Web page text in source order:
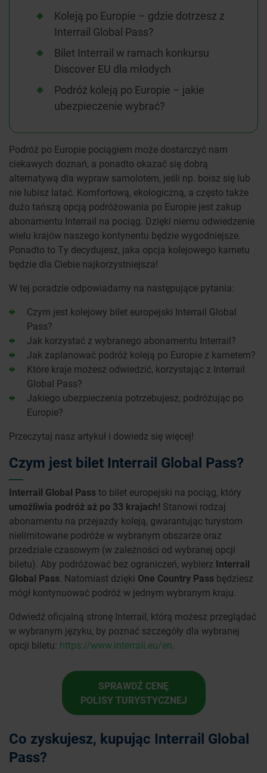
Koleją po Europie – gdzie dotrzesz z
Interrail Global Pass?
Bilet Interrail w ramach konkursu
Discover EU dla młodych
Podróż koleją po Europie – jakie
ubezpieczenie wybrać?
Podróż po Europie pociągiem może dostarczyć nam
ciekawych doznań, a ponadto okazać się dobrą
alternatywą dla wypraw samolotem, jeśli np. boisz się lub
nie lubisz latać. Komfortową, ekologiczną, a często także
dużo tańszą opcją podróżowania po Europie jest zakup
abonamentu Interrail na pociąg. Dzięki niemu odwiedzenie
wielu krajów naszego kontynentu będzie wygodniejsze.
Ponadto to Ty decydujesz, jaka opcja kolejowego karnetu
będzie dla Ciebie najkorzystniejsza!
W tej poradzie odpowiadamy na następujące pytania:
Czym jest kolejowy bilet europejski Interrail Global
Pass?
Jak korzystać z wybranego abonamentu Interrail?
Jak zaplanować podróż koleją po Europie z karnetem?
Które kraje możesz odwiedzić, korzystając z Interrail
Global Pass?
Jakiego ubezpieczenia potrzebujesz, podróżując po
Europie?
Przeczytaj nasz artykuł i dowiedz się więcej!
Czym jest bilet Interrail Global Pass?
Interrail Global Passto bilet europejski na pociąg, który
umożliwia podróż aż po 33 krajach! Stanowi rodzaj
abonamentu na przejazdy koleją, gwarantując turystom
nielimitowane podróże w wybranym obszarze oraz
przedziale czasowym (w zależności od wybranej opcji
biletu). Aby podróżować bez ograniczeń, wybierz Interrail
Global Pass. Natomiast dzięki One Country Pass będziesz
mógł kontynuować podróż w jednym wybranym kraju.
Odwiedź oficjalną stronę Interrail, którą możesz przeglądać
w wybranym języku, by poznać szczegóły dla wybranej
opcji biletu: https://www.interrail.eu/en.
SPRAWDŹ CENĘ
POLISY TURYSTYCZNEJ
Co zyskujesz, kupując Interrail Global
Pass?